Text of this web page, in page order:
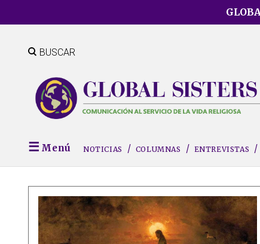
to
content BUSCAR
Menú NOTICIAS COLUMNAS ENTREVISTAS